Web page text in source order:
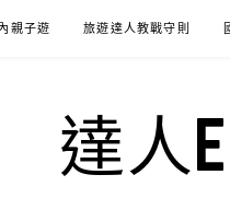
親子遊 旅遊達人教戰守則
達人